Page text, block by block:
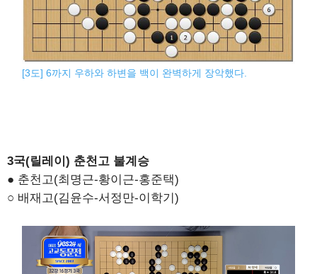
[3도] 6까지 우하와 하변을 백이 완벽하게 장악했다.
3국(릴레이) 춘천고 불계승
● 춘천고(최명근-황이근-홍준택)
○ 배재고(김윤수-서정만-이학기)